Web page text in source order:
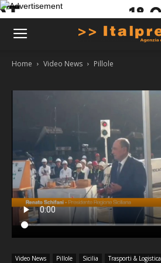
Home Video News Pillole
Video News Pillole Sicilia Trasporti & Logistica